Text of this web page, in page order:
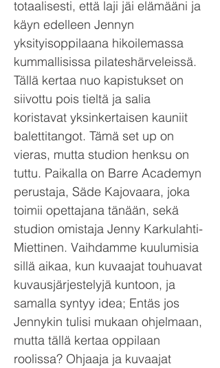
totaalisesti, että laji jäi elämääni ja
käyn edelleen Jennyn
yksityisoppilaana hikoilemassa
kummallisissa pilateshärveleissä.
Tällä kertaa nuo kapistukset on
siivottu pois tieltä ja salia
koristavat yksinkertaisen kauniit
balettitangot. Tämä set up on
vieras, mutta studion henksu on
tuttu. Paikalla on Barre Academyn
perustaja, Säde Kajovaara, joka
toimii opettajana tänään, sekä
studion omistaja Jenny Karkulahti-
Miettinen. Vaihdamme kuulumisia
sillä aikaa, kun kuvaajat touhuavat
kuvausjärjestelyjä kuntoon, ja
samalla syntyy idea; Entäs jos
Jennykin tulisi mukaan ohjelmaan,
mutta tällä kertaa oppilaan
roolissa? Ohjaaja ja kuvaajat